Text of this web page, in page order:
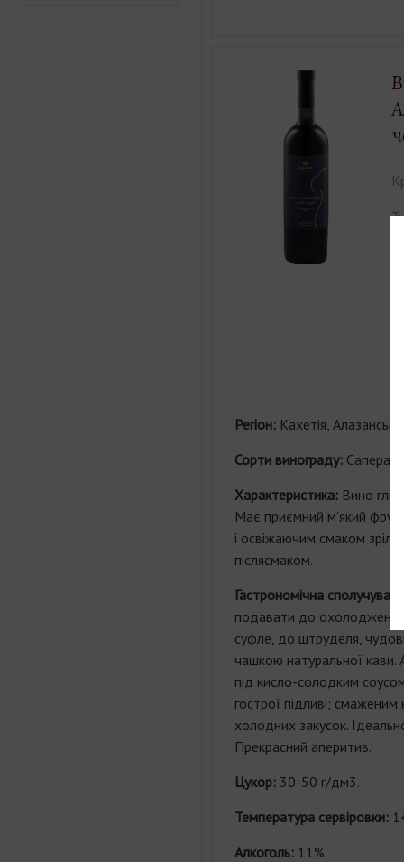
Регіон: Кахетія, Алазанська
Сорти винограду:
Характеристика: Вино
Має приємний м'який
і освіжаючим смаком зрілої
післясмаком.
Гастрономічна
подавати до охолоджених
суфле, до штруделя,
чашкою натуральної
під кисло-солодким
гострої підливі; смаженим
холодних закусок.
Прекрасний аперитив.
Цукор: 30-50 г/дм3.
Температура сервіровки:
Алкоголь: 11%.